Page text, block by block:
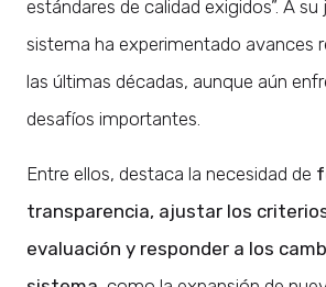
estándares de calidad exigidos”. A su
sistema ha experimentado avances
las últimas décadas, aunque aún
desafíos importantes.
Entre ellos, destaca la necesidad de
transparencia, ajustar los
evaluación y responder a los